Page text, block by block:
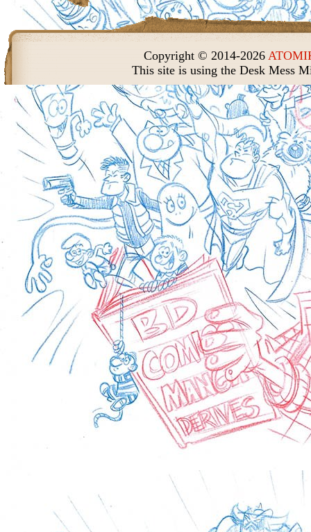
Copyright © 2014-2026
This site is using the Desk Mess